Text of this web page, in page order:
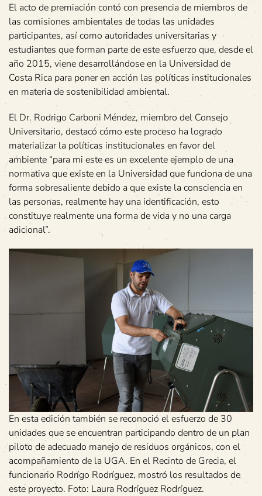
El acto de premiación contó con presencia de miembros de
las comisiones ambientales de todas las unidades
participantes, así como autoridades universitarias y
estudiantes que forman parte de este esfuerzo que, desde el
año 2015, viene desarrollándose en la Universidad de
Costa Rica para poner en acción las políticas institucionales
en materia de sostenibilidad ambiental.
El Dr. Rodrigo Carboni Méndez, miembro del Consejo
Universitario, destacó cómo este proceso ha logrado
materializar la políticas institucionales en favor del
ambiente “para mi este es un excelente ejemplo de una
normativa que existe en la Universidad que funciona de una
forma sobresaliente debido a que existe la consciencia en
las personas, realmente hay una identificación, esto
constituye realmente una forma de vida y no una carga
adicional”.
En esta edición también se reconoció el esfuerzo de 30
unidades que se encuentran participando dentro de un plan
piloto de adecuado manejo de residuos orgánicos, con el
acompañamiento de la UGA. En el Recinto de Grecia, el
funcionario Rodrígo Rodríguez, mostró los resultados de
este proyecto. Foto: Laura Rodríguez Rodríguez.